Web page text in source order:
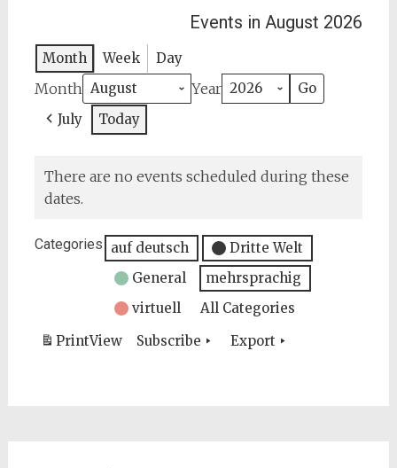
Events in August 2026
Month Week Day
Month Year
July Today
There are no events scheduled during these
dates.
Categories auf deutsch
Dritte Welt
General
mehrsprachig
virtuell
All Categories
PrintView Subscribe Export